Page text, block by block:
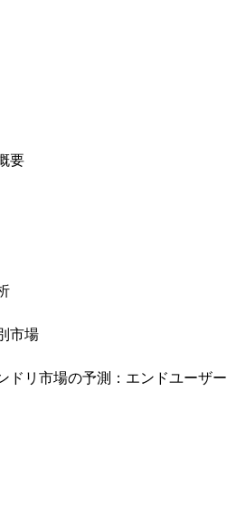
要
市場
ドリ市場の予測：エンドユーザー